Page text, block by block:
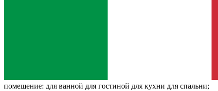
помещение: для ванной для гостиной для кухни для спальни;